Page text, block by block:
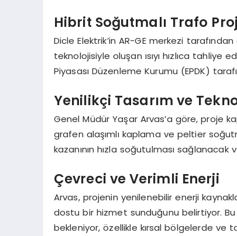
Hibrit Soğutmalı Trafo
Dicle Elektrik’in AR-GE merkezi
teknolojisiyle oluşan ısıyı hızlıca
Piyasası Düzenleme Kurumu (EPDK)
Yenilikçi Tasarım ve
Genel Müdür Yaşar Arvas’a göre, proje
grafen alaşımlı kaplama ve peltier
kazanının hızla soğutulması sağlanacak
Çevreci ve Verimli Enerji
Arvas, projenin yenilenebilir enerji
dostu bir hizmet sunduğunu belirtiyor.
bekleniyor, özellikle kırsal bölgelerde ve